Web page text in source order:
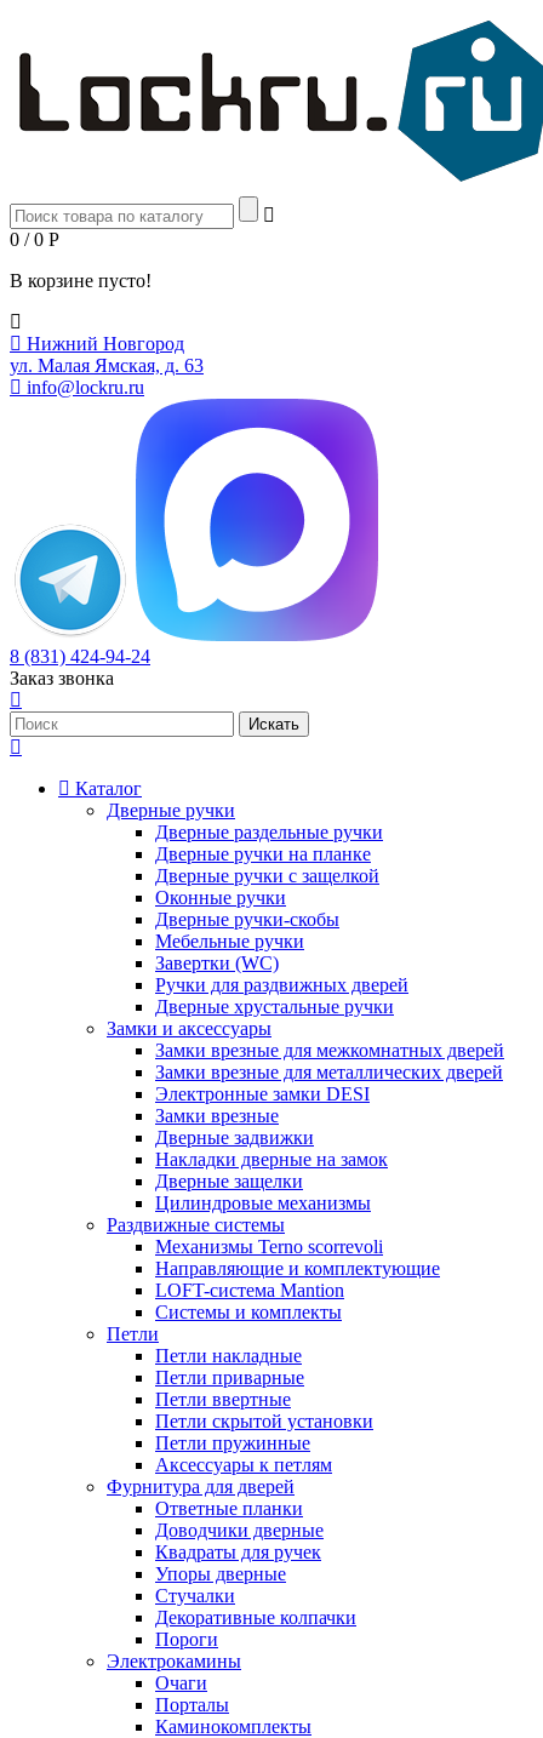
0 / 0 Р
В корзине пусто!
Нижний Новгород
ул. Малая Ямская, д. 63
info@lockru.ru
8 (831) 424-94-24
Заказ звонка
Каталог
Дверные ручки
Дверные раздельные ручки
Дверные ручки на планке
Дверные ручки с защелкой
Оконные ручки
Дверные ручки-скобы
Мебельные ручки
Завертки (WC)
Ручки для раздвижных дверей
Дверные хрустальные ручки
Замки и аксессуары
Замки врезные для межкомнатных дверей
Замки врезные для металлических дверей
Электронные замки DESI
Замки врезные
Дверные задвижки
Накладки дверные на замок
Дверные защелки
Цилиндровые механизмы
Раздвижные системы
Механизмы Terno scorrevoli
Направляющие и комплектующие
LOFT-cистема Mantion
Системы и комплекты
Петли
Петли накладные
Петли приварные
Петли ввертные
Петли скрытой установки
Петли пружинные
Аксессуары к петлям
Фурнитура для дверей
Ответные планки
Доводчики дверные
Квадраты для ручек
Упоры дверные
Стучалки
Декоративные колпачки
Пороги
Электрокамины
Очаги
Порталы
Каминокомплекты